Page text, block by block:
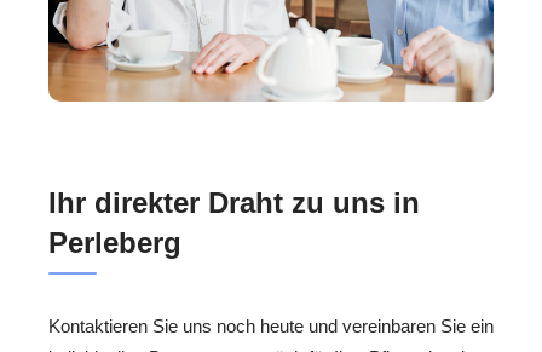
Ihr direkter Draht zu uns in
Perleberg
Kontaktieren Sie uns noch heute und vereinbaren Sie ein